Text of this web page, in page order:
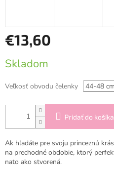
€13,60
cena:
Skladom
Veľkosť obvodu čelenky
Pridať do košíka
Ak hľadáte pre svoju princeznú
na prechodné obdobie, ktorý
nato ako stvorená.